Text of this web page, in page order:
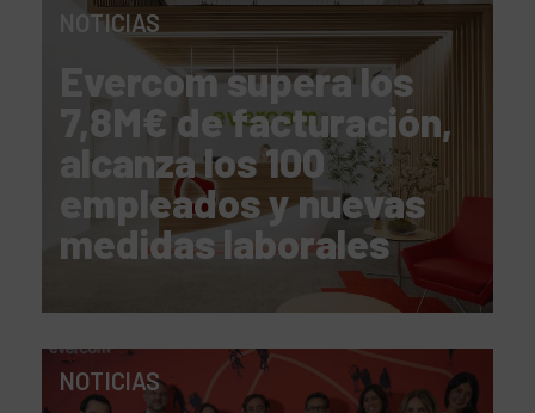
NOTICIAS
Evercom supera los
7,8M€ de facturación,
alcanza los 100
empleados y nuevas
medidas laborales
NOTICIAS